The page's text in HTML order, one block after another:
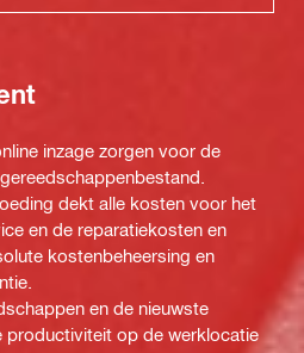
inzage zorgen voor de
dekt alle kosten voor het
en de reparatiekosten en
kostenbeheersing en
en de nieuwste
productiviteit op de werklocatie